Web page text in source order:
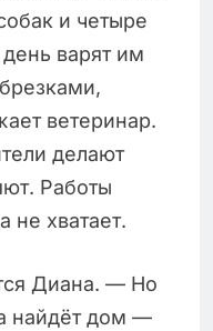
и четыре
варят им
ветеринар.
делают
Работы
не хватает.
Диана. — Но
найдёт дом —